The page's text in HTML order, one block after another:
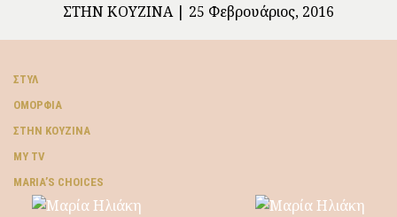
ΣΤΗΝ ΚΟΥΖΊΝΑ 25 Φεβρουάριος, 2016
ΣΤΥΛ
ΟΜΟΡΦΙΆ
ΣΤΗΝ ΚΟΥΖΊΝΑ
MY TV
ΜARIA’S CHOICES